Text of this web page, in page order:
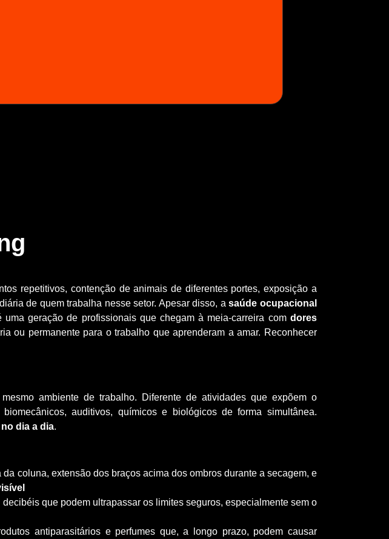
repetitivos, contenção de animais de diferentes portes, exposição a
de quem trabalha nesse setor. Apesar disso, asaúde ocupacional
geração de profissionais que chegam à meia-carreira com dores
ou permanente para o trabalho que aprenderam a amar. Reconhecer
ambiente de trabalho. Diferente de atividades que expõem o
auditivos, químicos e biológicos de forma simultânea.
dia a dia.
coluna, extensão dos braços acima dos ombros durante a secagem, e
que podem ultrapassar os limites seguros, especialmente sem o
antiparasitários e perfumes que, a longo prazo, podem causar